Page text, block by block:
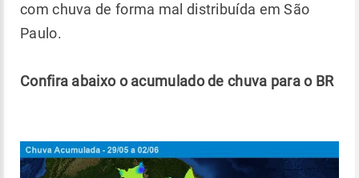
com chuva de forma mal distribuída em São
Paulo.
Confira abaixo o acumulado de chuva para o BR